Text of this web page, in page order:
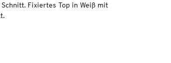
Fixiertes Top in Weiß mit